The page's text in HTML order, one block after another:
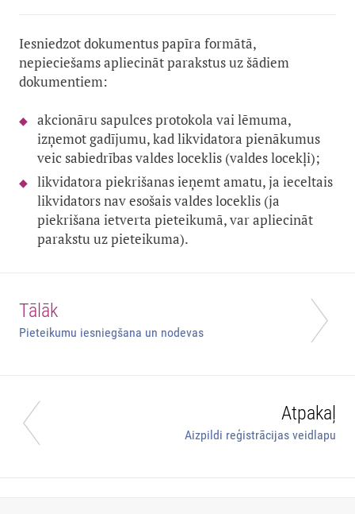
Iesniedzot dokumentus papīra formātā,
nepieciešams apliecināt parakstus uz šādiem
dokumentiem:
akcionāru sapulces protokola vai lēmuma,
izņemot gadījumu, kad likvidatora pienākumus
veic sabiedrības valdes loceklis (valdes locekļi);
likvidatora piekrišanas ieņemt amatu, ja ieceltais
likvidators nav esošais valdes loceklis (ja
piekrišana ietverta pieteikumā, var apliecināt
parakstu uz pieteikuma).
Tālāk
Pieteikumu iesniegšana un nodevas
Atpakaļ
Aizpildi reģistrācijas veidlapu